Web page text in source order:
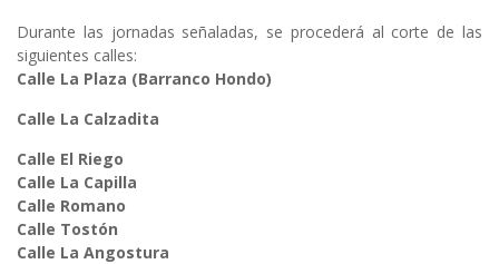
Durante las jornadas señaladas, se procederá al corte de las
siguientes calles:
Calle La Plaza (Barranco Hondo)
Calle La Calzadita
Calle El Riego
Calle La Capilla
Calle Romano
Calle Tostón
Calle La Angostura